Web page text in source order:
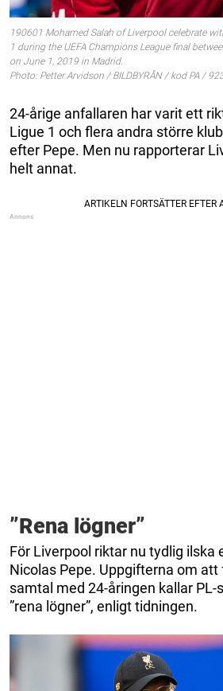
190601 Mohamed Salah of Liverpool celebrate
1 during the UEFA Champions League final
on June 1, 2019 in Madrid.
Photo: Petter Arvidson / BILDBYRÅN / kod PA /
24-årige anfallaren har varit ett
Ligue 1 och flera andra större
efter Pepe. Men nu rapporterar
helt annat.
”Rena lögner”
För Liverpool riktar nu tydlig ilska
Nicolas Pepe. Uppgifterna om att
samtal med 24-åringen kallar
”rena lögner”, enligt tidningen.